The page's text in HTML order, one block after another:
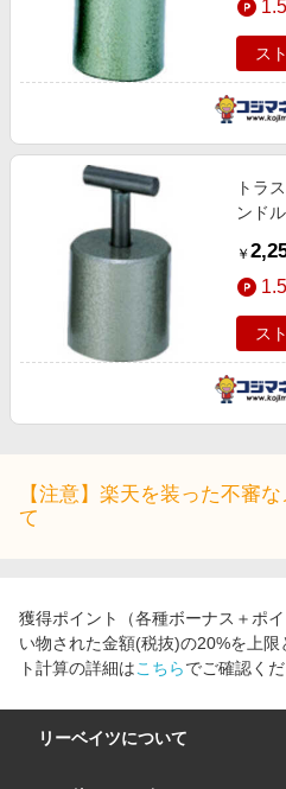
ス
トラ
ンド
￥
ス
【注意】楽天を装った不審
て
獲得ポイント（各種ボーナス＋ポ
い物された金額(税抜)の20%を上
ト計算の詳細はこちらでご確認くだ
リーベイツについて